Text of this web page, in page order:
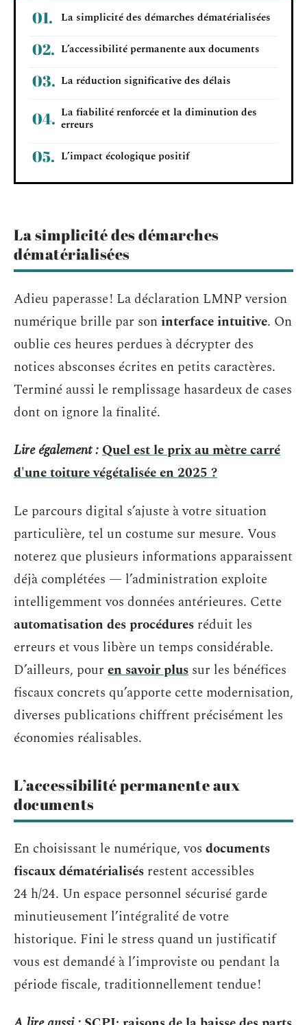
La simplicité des démarches dématérialisées
L’accessibilité permanente aux documents
La réduction significative des délais
La fiabilité renforcée et la diminution des
erreurs
L’impact écologique positif
La simplicité des démarches
dématérialisées
Adieu paperasse ! La déclaration LMNP version
numérique brille par soninterface intuitive. On
oublie ces heures perdues à décrypter des
notices absconses écrites en petits caractères.
Terminé aussi le remplissage hasardeux de cases
dont on ignore la finalité.
Lire également :Quel est le prix au mètre carré
d'une toiture végétalisée en 2025 ?
Le parcours digital s’ajuste à votre situation
particulière, tel un costume sur mesure. Vous
noterez que plusieurs informations apparaissent
déjà complétées — l’administration exploite
intelligemment vos données antérieures. Cette
automatisation des procédures réduit les
erreurs et vous libère un temps considérable.
D’ailleurs, pour en savoir plus sur les bénéfices
fiscaux concrets qu’apporte cette modernisation,
diverses publications chiffrent précisément les
économies réalisables.
L’accessibilité permanente aux
documents
En choisissant le numérique, vos documents
fiscaux dématérialisés restent accessibles
24 h/24. Un espace personnel sécurisé garde
minutieusement l’intégralité de votre
historique. Fini le stress quand un justificatif
vous est demandé à l’improviste ou pendant la
période fiscale, traditionnellement tendue !